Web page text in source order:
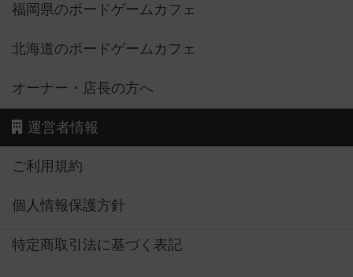
福岡県のボードゲームカフェ
北海道のボードゲームカフェ
オーナー・店長の方へ
運営者情報
ご利用規約
個人情報保護方針
特定商取引法に基づく表記